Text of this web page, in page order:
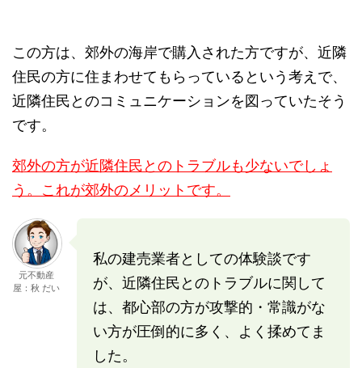
この方は、郊外の海岸で購入された方ですが、近隣
住民の方に住まわせてもらっているという考えで、
近隣住民とのコミュニケーションを図っていたそう
です。
郊外の方が近隣住民とのトラブルも少ないでしょ
う。これが郊外のメリットです。
元不動産
屋：秋 だい
私の建売業者としての体験談です
が、近隣住民とのトラブルに関して
は、都心部の方が攻撃的・常識がな
い方が圧倒的に多く、よく揉めてま
した。